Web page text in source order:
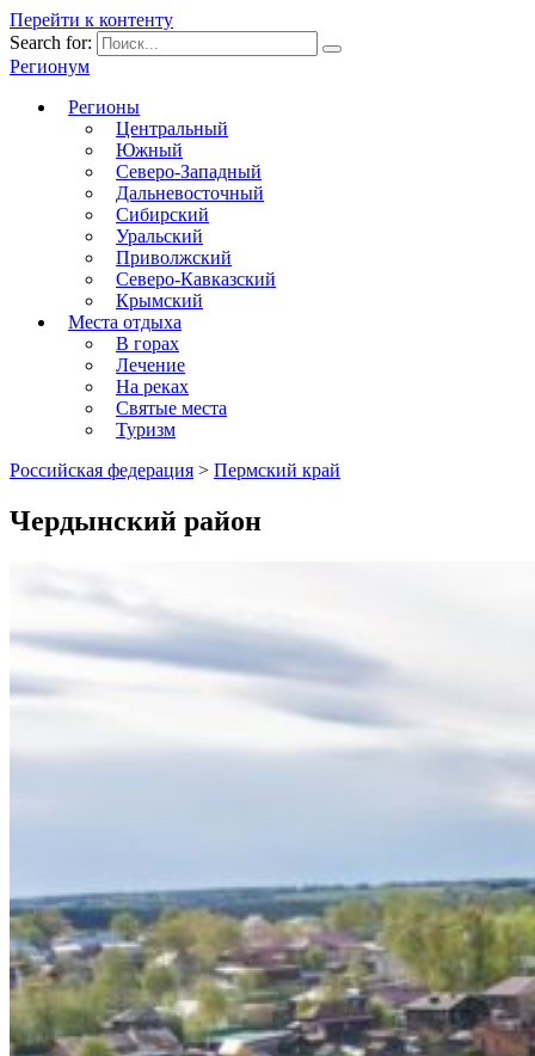
Перейти к контенту
Search for:
Регионум
Регионы
Центральный
Южный
Северо-Западный
Дальневосточный
Сибирский
Уральский
Приволжский
Северо-Кавказский
Крымский
Места отдыха
В горах
Лечение
На реках
Святые места
Туризм
Российская федерация > Пермский край
Чердынский район